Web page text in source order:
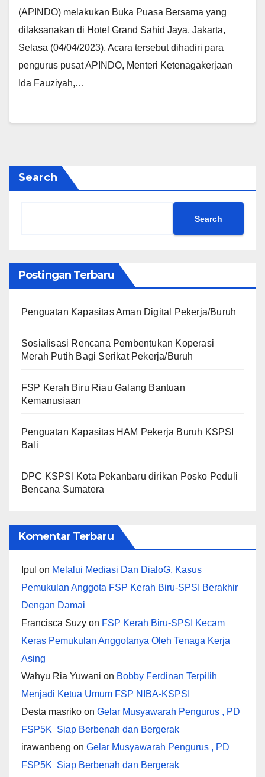
(APINDO) melakukan Buka Puasa Bersama yang
dilaksanakan di Hotel Grand Sahid Jaya, Jakarta,
Selasa (04/04/2023). Acara tersebut dihadiri para
pengurus pusat APINDO, Menteri Ketenagakerjaan
Ida Fauziyah,…
Search
Search
Postingan Terbaru
Penguatan Kapasitas Aman Digital Pekerja/Buruh
Sosialisasi Rencana Pembentukan Koperasi
Merah Putih Bagi Serikat Pekerja/Buruh
FSP Kerah Biru Riau Galang Bantuan
Kemanusiaan
Penguatan Kapasitas HAM Pekerja Buruh KSPSI
Bali
DPC KSPSI Kota Pekanbaru dirikan Posko Peduli
Bencana Sumatera
Komentar Terbaru
Ipul on Melalui Mediasi Dan DialoG, Kasus
Pemukulan Anggota FSP Kerah Biru-SPSI Berakhir
Dengan Damai
Francisca Suzy on FSP Kerah Biru-SPSI Kecam
Keras Pemukulan Anggotanya Oleh Tenaga Kerja
Asing
Wahyu Ria Yuwani on Bobby Ferdinan Terpilih
Menjadi Ketua Umum FSP NIBA-KSPSI
Desta masriko on Gelar Musyawarah Pengurus , PD
FSP5K Siap Berbenah dan Bergerak
irawanbeng on Gelar Musyawarah Pengurus , PD
FSP5K Siap Berbenah dan Bergerak